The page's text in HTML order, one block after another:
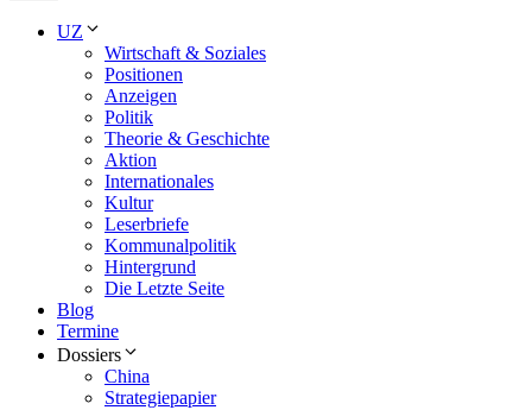
UZ
Wirtschaft & Soziales
Positionen
Anzeigen
Politik
Theorie & Geschichte
Aktion
Internationales
Kultur
Leserbriefe
Kommunalpolitik
Hintergrund
Die Letzte Seite
Blog
Termine
Dossiers
China
Strategiepapier